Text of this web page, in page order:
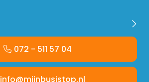
072 - 511 57 04
info@mijnbusistop.nl